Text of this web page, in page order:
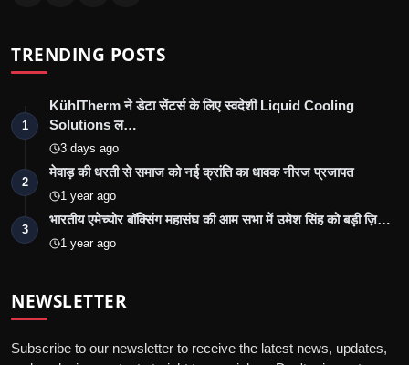
TRENDING POSTS
1
KühlTherm ने डेटा सेंटर्स के लिए स्वदेशी Liquid Cooling
Solutions ल…
3 days ago
2
मेवाड़ की धरती से समाज को नई क्रांति का धावक नीरज प्रजापत
1 year ago
3
भारतीय एमेच्योर बॉक्सिंग महासंघ की आम सभा में उमेश सिंह को बड़ी ज़ि…
1 year ago
NEWSLETTER
Subscribe to our newsletter to receive the latest news, updates,